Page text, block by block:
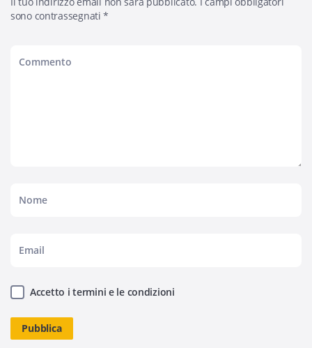
sono contrassegnati*
Accetto i termini e le condizioni